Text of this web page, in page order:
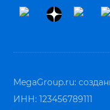
MegaGroup.ru:
ИНН: 123456789111